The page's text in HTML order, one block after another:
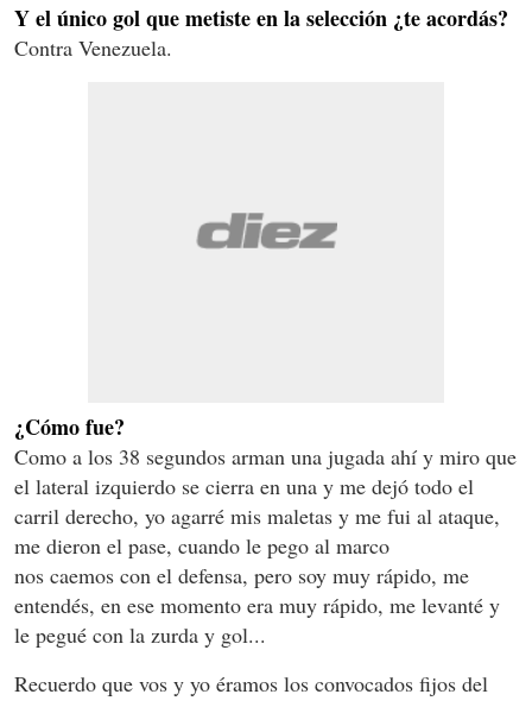
Y el único gol que metiste en la selección ¿te acordás?
Contra Venezuela.
¿Cómo fue?
Como a los 38 segundos arman una jugada ahí y miro que
el lateral izquierdo se cierra en una y me dejó todo el
carril derecho, yo agarré mis maletas y me fui al ataque,
me dieron el pase, cuando le pego al marco
nos caemos con el defensa, pero soy muy rápido, me
entendés, en ese momento era muy rápido, me levanté y
le pegué con la zurda y gol...
Recuerdo que vos y yo éramos los convocados fijos del